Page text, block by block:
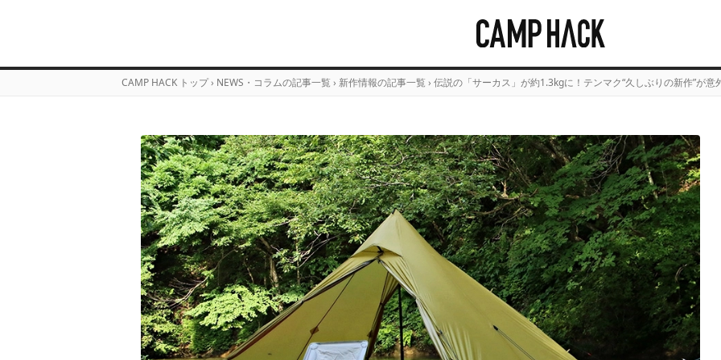
CAMP HACK トップ › NEWS・コラムの記事一覧 › 新作情報の記事一覧 › 伝説の「サーカス」が約1.3kgに！テンマク“久しぶりの新作”が意